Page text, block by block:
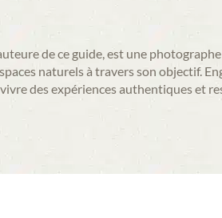
de ce guide, est une
naturels à travers son objectif.
des expériences authentiques et